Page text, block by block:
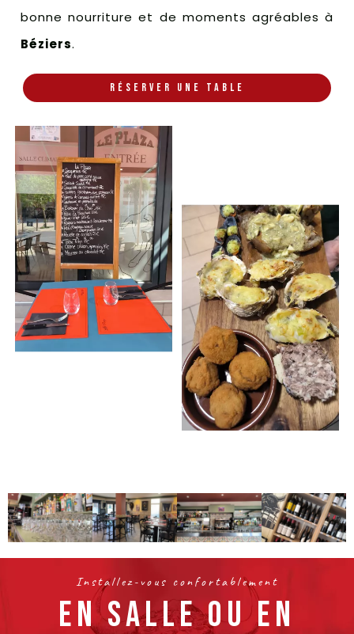
bonne nourriture et de moments agréables à
Béziers.
RÉSERVER UNE TABLE
Installez-vous confortablement
EN SALLE OU EN